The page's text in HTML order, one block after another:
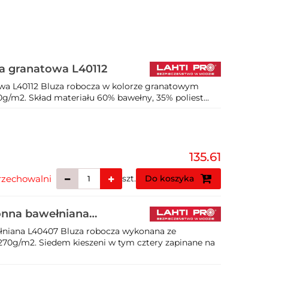
granatowa L40112
L40112 Bluza robocza w kolorze granatowym
Skład materiału 60% bawełny, 35% poliest...
135.61
szt. Do koszyka
bawełniana
L40407 Bluza robocza wykonana ze
m2. Siedem kieszeni w tym cztery zapinane na